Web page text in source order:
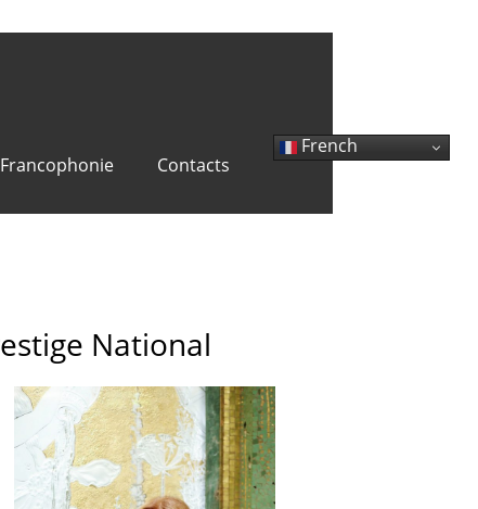
Francophonie Contacts
French
National